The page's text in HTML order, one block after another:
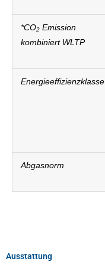
*CO2Emission
kombiniert WLTP
Energieeffizienzklasse
Abgasnorm
Ausstattung